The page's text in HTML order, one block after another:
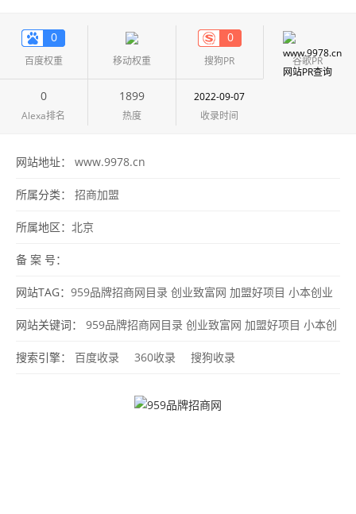
0
百度权重 移动权重
0
搜狗PR 谷歌PR
0
Alexa排名
1899
热度
2022-09-07
收录时间
网站地址： www.9978.cn
所属分类： 招商加盟
所属地区： 北京
备 案 号：
网站TAG： 959品牌招商网目录 创业致富网 加盟好项目 小本创业
网 致富网 农村创业项目 致富经 招商加盟 致富连锁加盟网
网站关键词： 959品牌招商网目录 创业致富网 加盟好项目 小本创
业网致富网
搜索引擎： 百度收录 360收录 搜狗收录